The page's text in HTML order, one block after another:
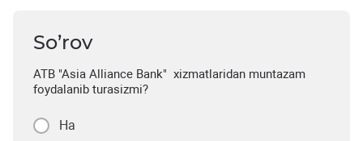
So’rov
ATB "Asia Alliance Bank" xizmatlaridan muntazam
foydalanib turasizmi?
Ha